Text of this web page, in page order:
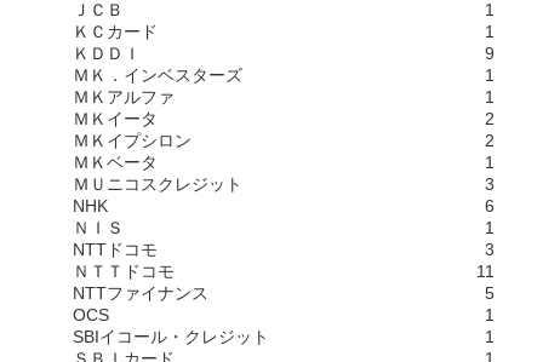
ＪＣＢ
1
ＫＣカード
1
ＫＤＤＩ
9
ＭＫ．インベスターズ
1
ＭＫアルファ
1
ＭＫイータ
2
ＭＫイプシロン
2
ＭＫベータ
1
ＭＵニコスクレジット
3
NHK
6
ＮＩＳ
1
NTTドコモ
3
ＮＴＴドコモ
11
NTTファイナンス
5
OCS
1
SBIイコール・クレジット
1